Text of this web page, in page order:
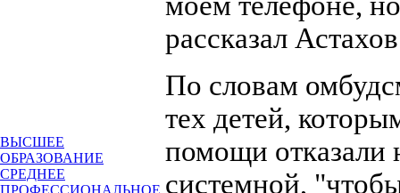
ВЫСШЕЕ
ОБРАЗОВАНИЕ
СРЕДНЕЕ
ПРОФЕССИОНАЛЬНОЕ
рассказал
По словам
тех детей,
помощи отказали
системной,